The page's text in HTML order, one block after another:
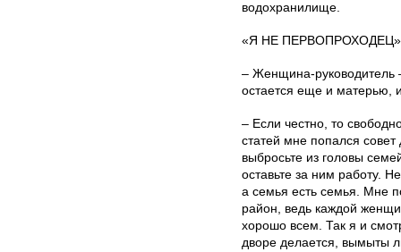
водохранилище.
«Я НЕ ПЕРВОПРОХОДЕЦ»
– Женщина-руководитель
остается еще и матерью,
– Если честно, то
статей мне попался
выбросьте из головы
оставьте за ним работу.
а семья есть семья. Мне
район, ведь каждой
хорошо всем. Так я и
дворе делается, вымыты